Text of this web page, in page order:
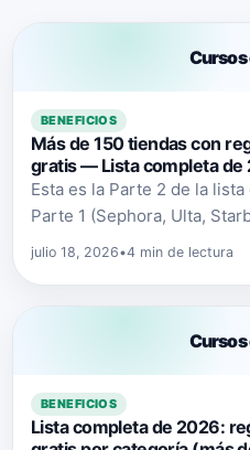
Cursos
BENEFICIOS
Más de 150 tiendas con
gratis — Lista completa de
Esta es la Parte 2 de la
Parte 1 (Sephora, Ulta,
julio 18, 2026•4 min de lectura
Cursos
BENEFICIOS
Lista completa de 2026: